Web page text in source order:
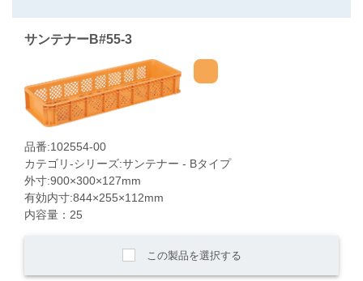
サンテナーB#55-3
品番:102554-00
カテゴリ-シリーズ:サンテナー - Bタイプ
外寸:900×300×127mm
有効内寸:844×255×112mm
内容量：25
この製品を選択する